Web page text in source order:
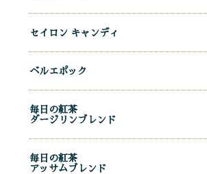
セイロン キャンディ
ベルエポック
毎日の紅茶
ダージリンブレンド
毎日の紅茶
アッサムブレンド